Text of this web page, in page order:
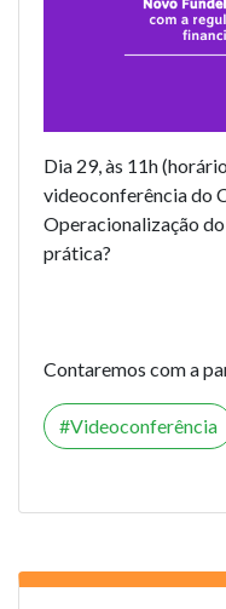
Dia 29, às 11h
videoconferência do
Operacionalização
prática?
Contaremos com a
Videoconferência